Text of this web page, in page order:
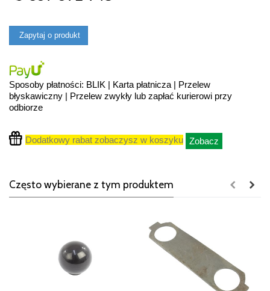
Zapytaj o produkt
Sposoby płatności: BLIK | Karta płatnicza | Przelew
błyskawiczny | Przelew zwykły lub zapłać kurierowi przy
odbiorze
Dodatkowy rabat zobaczysz w koszyku Zobacz
Często wybierane z tym produktem